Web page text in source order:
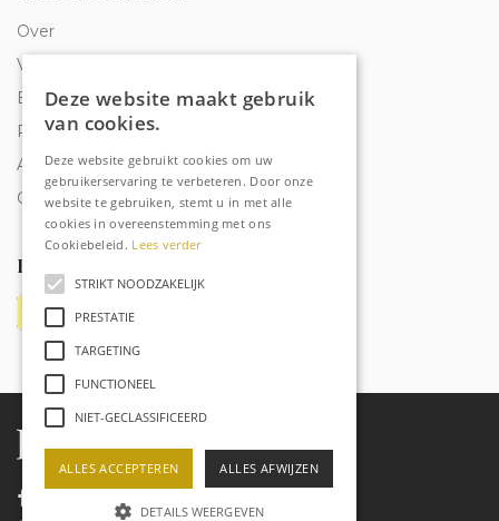
Over
Veelgestelde vragen
Bestelling traceren
Privacy & Cookies
Algemene voorwaarden
Contact
Betaalmethoden
Deze website maakt gebruik
van cookies.
Deze website gebruikt cookies om uw
gebruikerservaring te verbeteren. Door onze
website te gebruiken, stemt u in met alle
cookies in overeenstemming met ons
Cookiebeleid. Lees verder
STRIKT NOODZAKELIJK
PRESTATIE
TARGETING
FUNCTIONEEL
NIET-GECLASSIFICEERD
ALLES ACCEPTEREN ALLES AFWIJZEN
DETAILS WEERGEVEN